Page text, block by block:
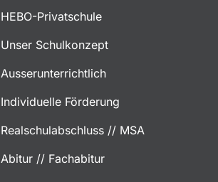
HEBO-Privatschule
Unser Schulkonzept
Ausserunterrichtlich
Individuelle Förderung
Realschulabschluss // MSA
Abitur // Fachabitur